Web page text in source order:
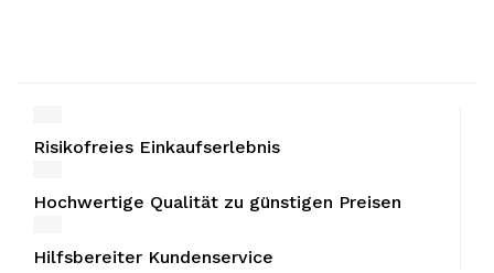
Risikofreies Einkaufserlebnis
Hochwertige Qualität zu günstigen Preisen
Hilfsbereiter Kundenservice